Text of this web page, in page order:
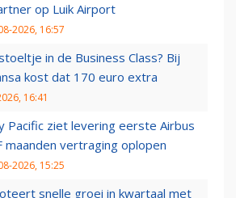
op Luik Airport
2026, 16:57
in de Business Class? Bij
kost dat 170 euro extra
16:41
Pacific ziet levering eerste Airbus
maanden vertraging oplopen
2026, 15:25
snelle groei in kwartaal met